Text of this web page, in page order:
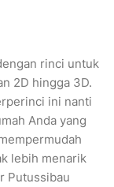
rinci untuk
2D hingga 3D.
ini nanti
Anda yang
lebih menarik
Putussibau